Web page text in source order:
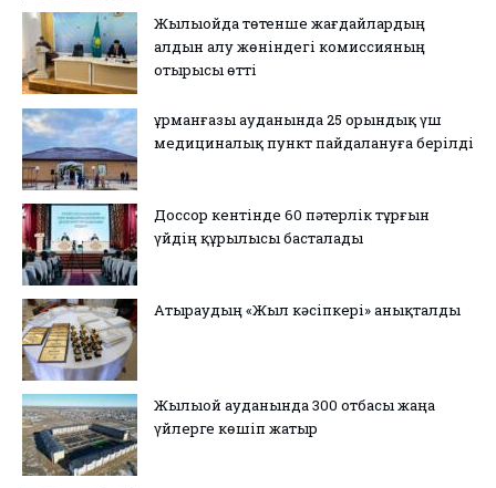
Жылыойда төтенше жағдайлардың
алдын алу жөніндегі комиссияның
отырысы өтті
Құрманғазы ауданында 25 орындық үш
медициналық пункт пайдалануға берілді
Доссор кентінде 60 пәтерлік тұрғын
үйдің құрылысы басталады
Атыраудың «Жыл кәсіпкері» анықталды
Жылыой ауданында 300 отбасы жаңа
үйлерге көшіп жатыр